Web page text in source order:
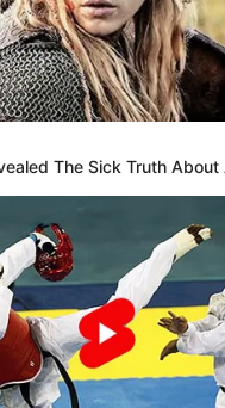
These Scenes
Brainberries
Demi